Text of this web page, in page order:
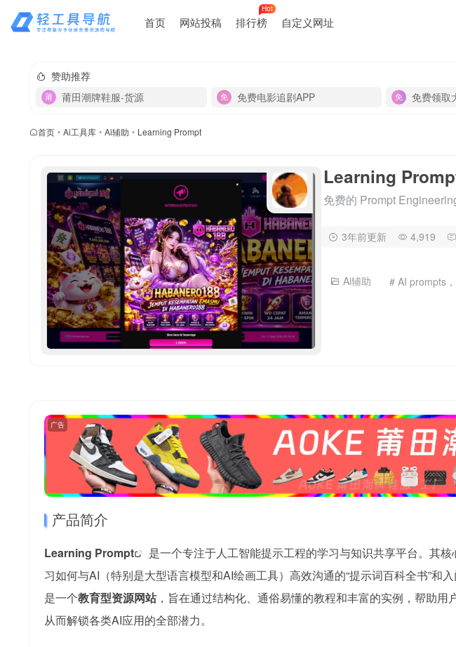
首页 网站投稿 排行榜
Hot
自定义网址
赞助推荐
莆田潮牌鞋服-货源
免费电影追剧APP 免费领取
首页 • Ai工具库 • Ai辅助 • Learning Prompt
Learning
免费的 Prompt
3年前更新 4,919
Ai辅助 # AI prompts
广告
产品简介
Learning Prompt
是一个专注于人工智能提示工程的学习与知识共享平台。其
习如何与AI（特别是大型语言模型和AI绘画工具）高效沟通的“提示词百科全书”和
是一个教育型资源网站，旨在通过结构化、通俗易懂的教程和丰富的实例，帮助用
从而解锁各类AI应用的全部潜力。